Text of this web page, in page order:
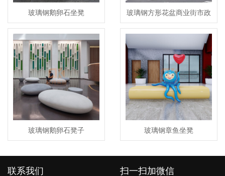
玻璃钢鹅卵石坐凳
玻璃钢方形花盆商业街市政
景区园林花箱
玻璃钢鹅卵石凳子 玻璃钢章鱼坐凳
联系我们 扫一扫加微信